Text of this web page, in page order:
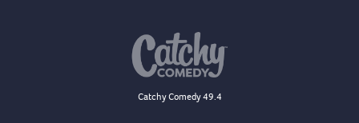
Catchy Comedy 49.4